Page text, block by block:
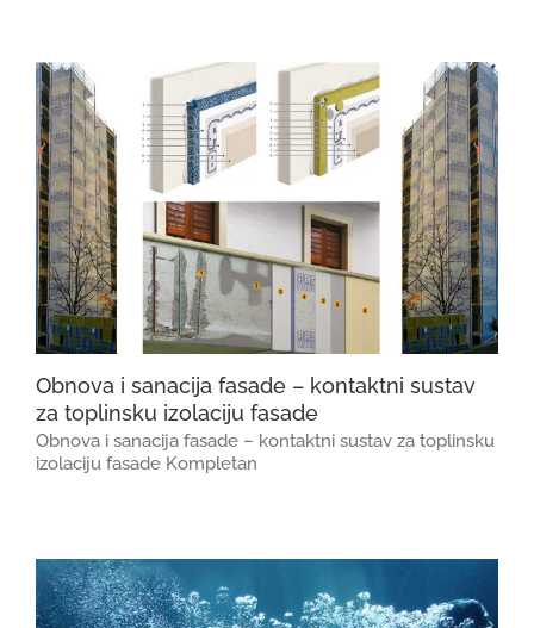
Obnova i sanacija fasade – kontaktni sustav
za toplinsku izolaciju fasade
Obnova i sanacija fasade – kontaktni sustav za toplinsku
izolaciju fasade Kompletan